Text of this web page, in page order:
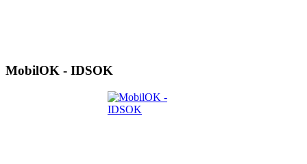
MobilOK - IDSOK